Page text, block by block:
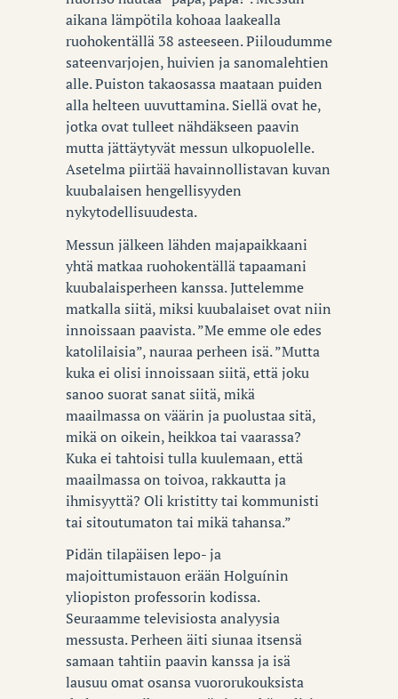
aikana lämpötila kohoaa laakealla
ruohokentällä 38 asteeseen. Piiloudumme
sateenvarjojen, huivien ja sanomalehtien
alle. Puiston takaosassa maataan puiden
alla helteen uuvuttamina. Siellä ovat he,
jotka ovat tulleet nähdäkseen paavin
mutta jättäytyvät messun ulkopuolelle.
Asetelma piirtää havainnollistavan kuvan
kuubalaisen hengellisyyden
nykytodellisuudesta.
Messun jälkeen lähden majapaikkaani
yhtä matkaa ruohokentällä tapaamani
kuubalaisperheen kanssa. Juttelemme
matkalla siitä, miksi kuubalaiset ovat niin
innoissaan paavista. ”Me emme ole edes
katolilaisia”, nauraa perheen isä. ”Mutta
kuka ei olisi innoissaan siitä, että joku
sanoo suorat sanat siitä, mikä
maailmassa on väärin ja puolustaa sitä,
mikä on oikein, heikkoa tai vaarassa?
Kuka ei tahtoisi tulla kuulemaan, että
maailmassa on toivoa, rakkautta ja
ihmisyyttä? Oli kristitty tai kommunisti
tai sitoutumaton tai mikä tahansa.”
Pidän tilapäisen lepo- ja
majoittumistauon erään Holguínin
yliopiston professorin kodissa.
Seuraamme televisiosta analyysia
messusta. Perheen äiti siunaa itsensä
samaan tahtiin paavin kanssa ja isä
lausuu omat osansa vuororukouksista